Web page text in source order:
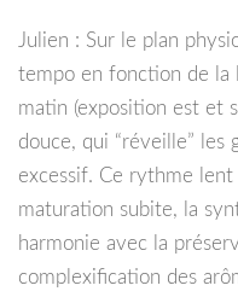
Julien : Sur le plan
tempo en fonction de la
matin (exposition est et
douce, qui “réveille” les
excessif. Ce rythme lent
maturation subite, la
harmonie avec la
complexification des